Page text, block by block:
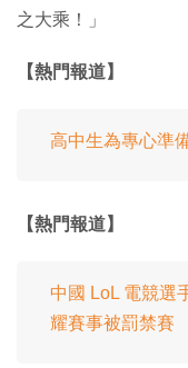
之大乘！」
【熱門報道】
高中生為專心準
【熱門報道】
中國 LoL 電競選
耀賽事被罰禁賽